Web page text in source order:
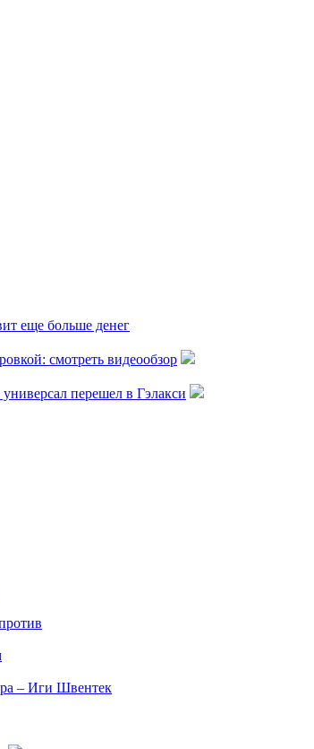
еще больше денег
смотреть видеообзор
перешел в Гэлакси
– Иги Швентек